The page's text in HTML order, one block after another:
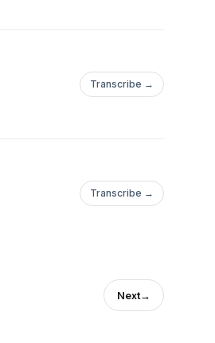
Transcribe →
Transcribe →
Next→